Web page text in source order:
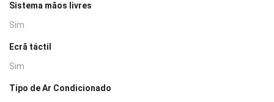
Sistema mãos livres
Sim
Ecrã táctil
Sim
Tipo de Ar Condicionado